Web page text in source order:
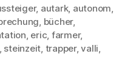
, autark, autonom,
, bücher,
, eric, farmer,
, steinzeit, trapper,valli,